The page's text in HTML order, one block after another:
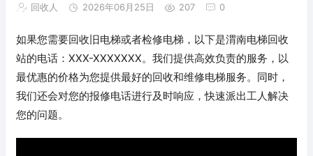
回收人 2026年06月25日 207 0
如果您需要回收旧电梯或者检修电梯，以下是渭南电梯回收
站的电话：XXX-XXXXXXX。我们提供高效负责的服务，以
最优惠的价格为您提供最好的回收和维修电梯服务。同时，
我们还会对您的报修电话进行及时响应，快速派出工人解决
您的问题。